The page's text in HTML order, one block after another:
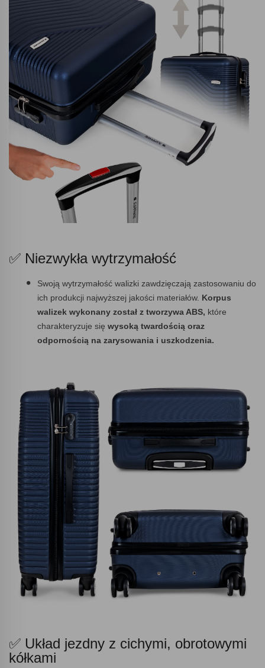
✅ Niezwykła wytrzymałość
Swoją wytrzymałość walizki zawdzięczają zastosowaniu do
ich produkcji najwyższej jakości materiałów. Korpus
walizek wykonany został z tworzywa ABS, które
charakteryzuje się wysoką twardością oraz
odpornością na zarysowania i uszkodzenia.
✅ Układ jezdny z cichymi, obrotowymi
kółkami